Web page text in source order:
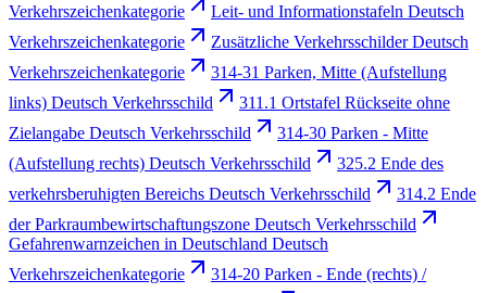
Verkehrszeichenkategorie
Leit- und Informationstafeln Deutsch
Verkehrszeichenkategorie
Zusätzliche Verkehrsschilder Deutsch
Verkehrszeichenkategorie
314-31 Parken, Mitte (Aufstellung
links) Deutsch Verkehrsschild
311.1 Ortstafel Rückseite ohne
Zielangabe Deutsch Verkehrsschild
314-30 Parken - Mitte
(Aufstellung rechts) Deutsch Verkehrsschild
325.2 Ende des
verkehrsberuhigten Bereichs Deutsch Verkehrsschild
314.2 Ende
der Parkraumbewirtschaftungszone Deutsch Verkehrsschild
Gefahrenwarnzeichen in Deutschland Deutsch
Verkehrszeichenkategorie
314-20 Parken - Ende (rechts) /